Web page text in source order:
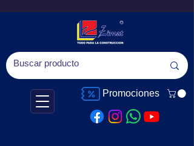
Promociones